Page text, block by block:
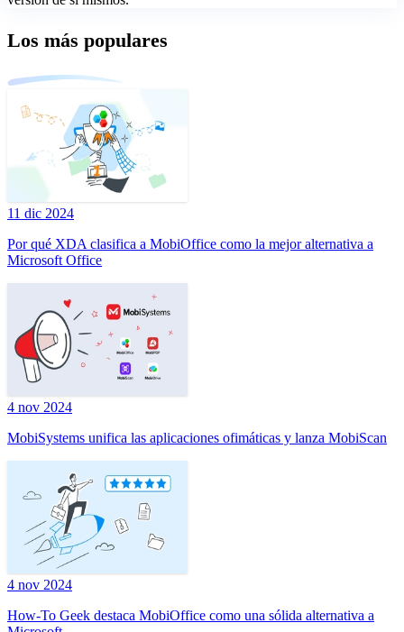
Los más populares
11 dic 2024
Por qué XDA clasifica a MobiOffice como la mejor alternativa a
Microsoft Office
4 nov 2024
MobiSystems unifica las aplicaciones ofimáticas y lanza MobiScan
4 nov 2024
How-To Geek destaca MobiOffice como una sólida alternativa a